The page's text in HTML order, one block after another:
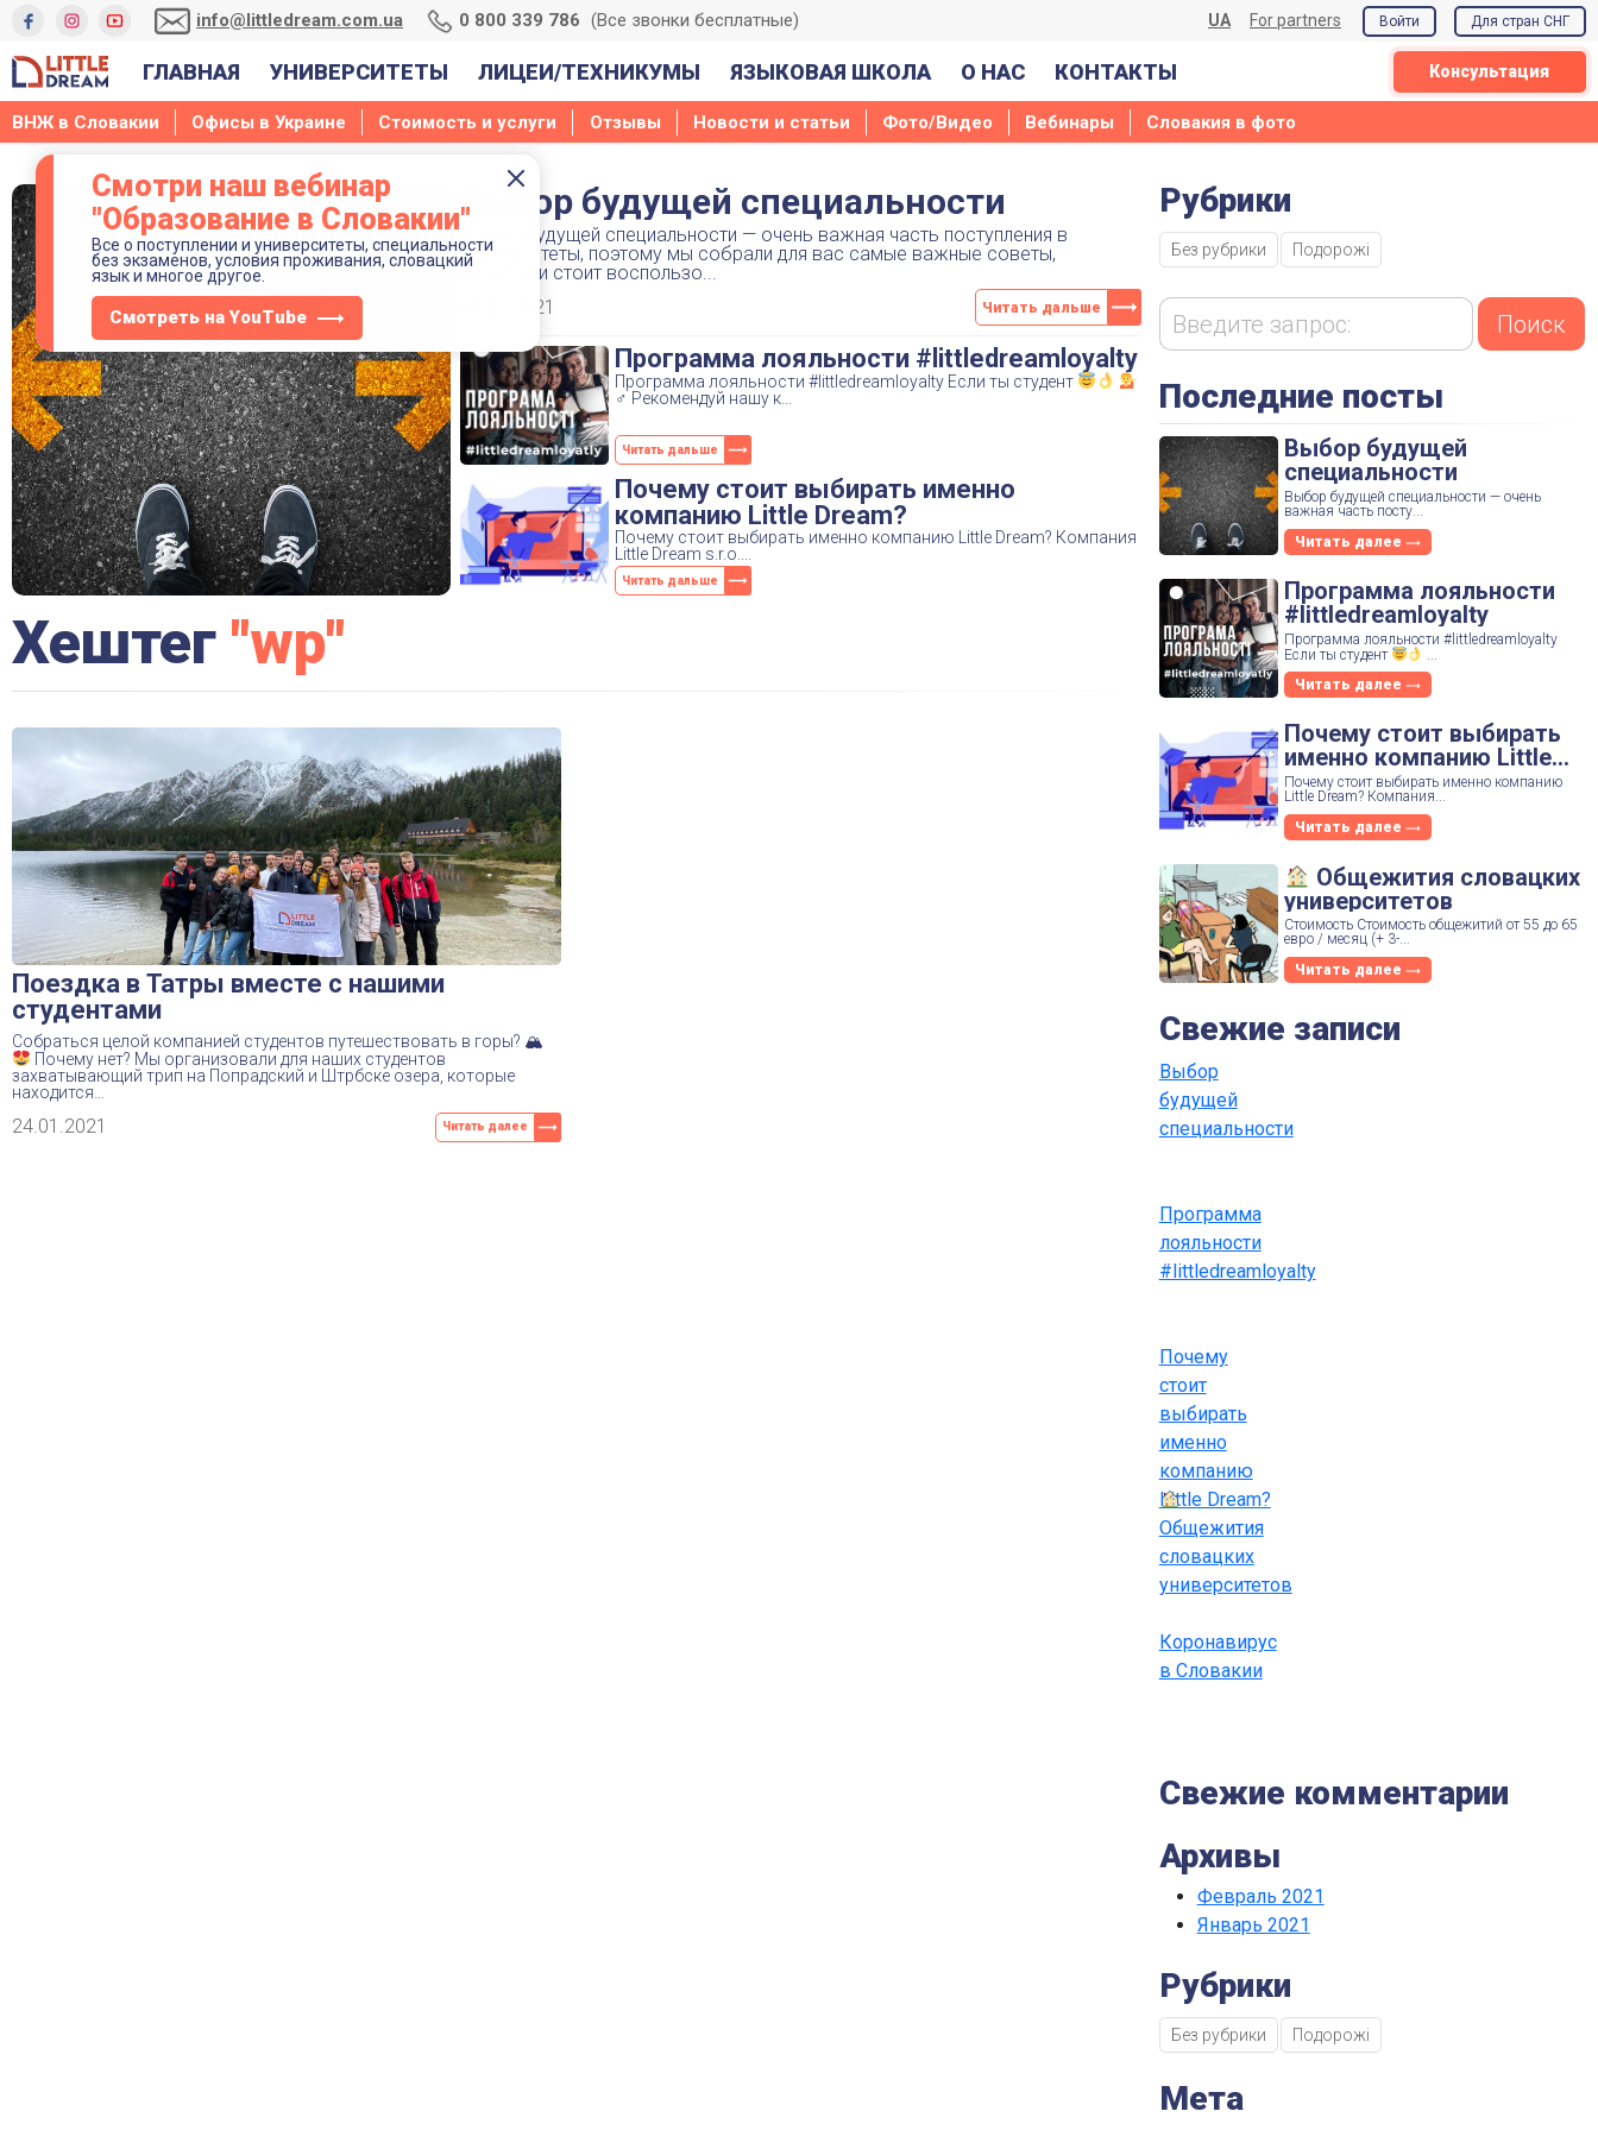
info@littledream.com.ua 0 800 339 786 (Все звонки бесплатные) UA For partners Войти Для стран СНГ
ГЛАВНАЯ УНИВЕРСИТЕТЫ ЛИЦЕИ/ТЕХНИКУМЫ ЯЗЫКОВАЯ ШКОЛА О НАС КОНТАКТЫ Консультация
ВНЖ в Словакии Офисы в Украине Стоимость и услуги Отзывы Новости и статьи Фото/Видео Вебинары Словакия в фото
Оставьте заявку!
Смотри наш вебинар
"Образование в Словакии"
Все о поступлении и университеты, специальности
без экзаменов, условия проживания, словацкий
язык и многое другое.
Смотреть на YouTube
Выбор будущей специальности
Выбор будущей специальности — очень важная часть поступления в
университеты, поэтому мы собрали для вас самые важные советы,
которыми стоит воспользо...
02.02.2021
Читать дальше
Программа лояльности #littledreamloyalty
Программа лояльности #littledreamloyalty Если ты студент
♂ Рекомендуй нашу к...
Читать дальше
Почему стоит выбирать именно
компанию Little Dream?
Почему стоит выбирать именно компанию Little Dream? Компания
Little Dream s.r.o....
Читать дальше
Хештег "wp"
Поездка в Татры вместе с нашими
студентами
Собраться целой компанией студентов путешествовать в горы? 🏔
Почему нет? Мы организовали для наших студентов
захватывающий трип на Попрадский и Штрбске озера, которые
находится…
24.01.2021 Читать далее
Рубрики
Без рубрики Подорожі
Последние посты
Выбор будущей
специальности
Выбор будущей специальности — очень
важная часть посту...
Читать далее
Программа лояльности
#littledreamloyalty
Программа лояльности #littledreamloyalty
Если ты студент
...
Читать далее
Почему стоит выбирать
именно компанию Little
Dream?
Почему стоит выбирать именно компанию
Little Dream? Компания...
Читать далее
Общежития словацких
университетов
Стоимость Стоимость общежитий от 55 до 65
евро / месяц (+ 3-...
Читать далее
Свежие записи
Выбор
будущей
специальности
Программа
лояльности
#littledreamloyalty
Почему
стоит
выбирать
именно
компанию
Little Dream?
Общежития
словацких
университетов
Коронавирус
в Словакии
Свежие комментарии
Архивы
Февраль 2021
Январь 2021
Рубрики
Без рубрики Подорожі
Мета